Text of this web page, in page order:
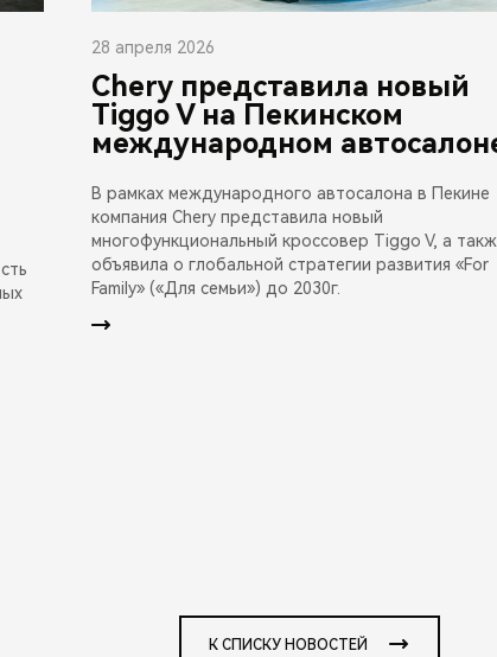
28 апреля 2026
Chery представила новый
Tiggo V на Пекинском
международном
В рамках международного автосалона в Пекине
компания Chery представила новый
многофункциональный кроссовер Tiggo V, а
объявила о глобальной стратегии развития «For
Family» («Для семьи») до 2030г.
К СПИСКУ НОВОСТЕЙ